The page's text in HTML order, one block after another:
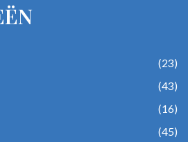
(23)
(43)
(16)
(45)